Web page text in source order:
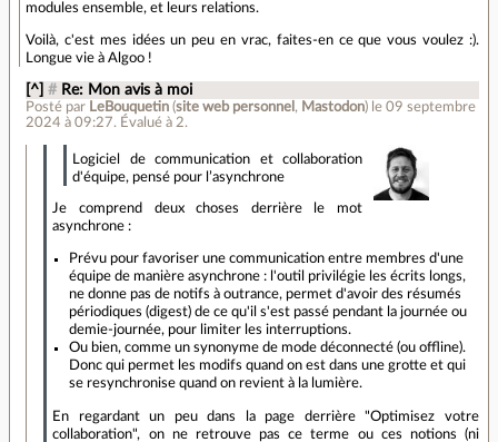
modules ensemble, et leurs relations.
Voilà, c'est mes idées un peu en vrac, faites-en ce que vous voulez :).
Longue vie à Algoo !
[^] # Re: Mon avis à moi
Posté par LeBouquetin (site web personnel , Mastodon) le 09 septembre
2024 à 09:27. Évalué à 2.
Logiciel de communication et collaboration
d'équipe, pensé pour l’asynchrone
Je comprend deux choses derrière le mot
asynchrone :
Prévu pour favoriser une communication entre membres d'une
équipe de manière asynchrone : l'outil privilégie les écrits longs,
ne donne pas de notifs à outrance, permet d'avoir des résumés
périodiques (digest) de ce qu'il s'est passé pendant la journée ou
demie-journée, pour limiter les interruptions.
Ou bien, comme un synonyme de mode déconnecté (ou offline).
Donc qui permet les modifs quand on est dans une grotte et qui
se resynchronise quand on revient à la lumière.
En regardant un peu dans la page derrière "Optimisez votre
collaboration", on ne retrouve pas ce terme ou ces notions (ni